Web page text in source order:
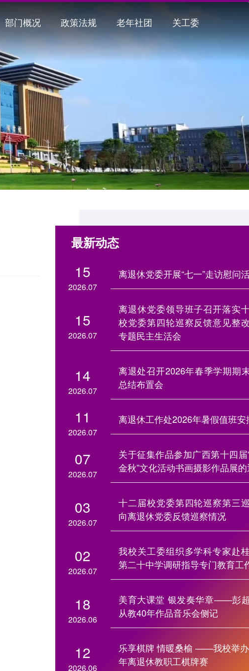
部门概况 政策法规 老年社团 关工委
最新动态
15
2026.07
离退休党委开展“七一”走访慰问
15
2026.07
离退休党委领导班子召开落实
校党委第四轮巡察反馈意见整
专题民主生活会
14
2026.07
离退处召开2026年春季学期期
总结布置会
11
2026.07
离退休工作处2026年暑假值班安
07
2026.07
关于征集作品参加广西第十四届
金秋”文化活动书画摄影作品展
03
2026.07
十二届校党委第四轮巡察第三
向离退休党委反馈巡察情况
02
2026.07
我校关工委组织多学科专家赴
第二十中学调研指导专门教育工
18
2026.06
美育大课堂 银发奏华章——彭
从教40年作品音乐会侧记
12
2026.06
乐享棋牌 情暖桑榆 ——我校举
年离退休教职工棋牌赛